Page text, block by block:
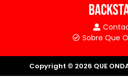
Sobre Que
Copyright © 2026 QUE ONDA